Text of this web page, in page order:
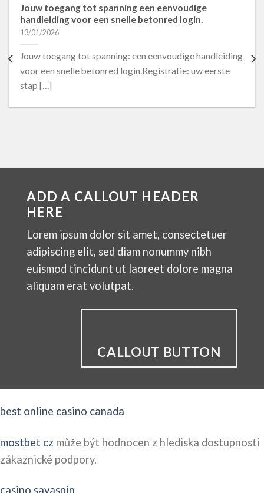
Jouw toegang tot spanning een eenvoudige
handleiding voor een snelle betonred login.
13/01/2026
Jouw toegang tot spanning: een eenvoudige handleiding
voor een snelle betonred login.Registratie: uw eerste
stap […]
ADD A CALLOUT HEADER
HERE
Lorem ipsum dolor sit amet, consectetuer
adipiscing elit, sed diam nonummy nibh
euismod tincidunt ut laoreet dolore magna
aliquam erat volutpat.
CALLOUT BUTTON
best online casino canada
mostbet cz může být hodnocen z hlediska dostupnosti
zákaznické podpory.
casino savaspin